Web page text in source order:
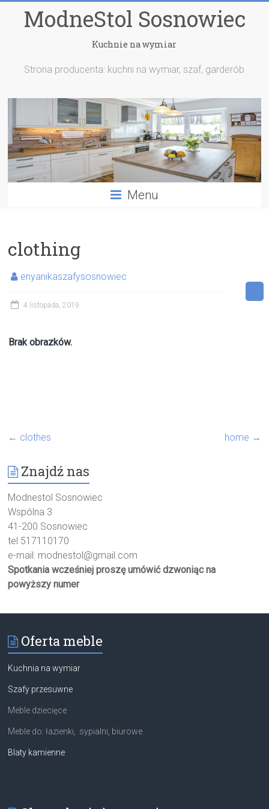
ModneStol Sosnowiec
Kuchnie na wymiar
Strona producenta: kuchni na wymiar, szaf, garderób
Menu
clothing
enyanikaszafysosnowiec
4 listopada, 2019
Brak obrazków.
← clothes home →
Znajdź nas
Modnestol Sosnowiec
Wspólna 3
41-200 Sosnowiec
tel 517110170
e-mail: modnestol@gmail.com
Spotkania wcześniej proszę umówić dzwoniąc na
powyższy numer
Oferta meble
Kuchnia na wymiar
Szafy przesuwne
Meble dziecięce
Meble do: łazienki, sypialni, biurowe
Blaty kamienne